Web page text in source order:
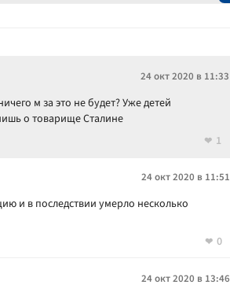
24 окт 2020 в 11:33
м за это не будет? Уже детей
о товарище Сталине
1
24 окт 2020 в 11:51
и в последствии умерло несколько
0
24 окт 2020 в 13:46